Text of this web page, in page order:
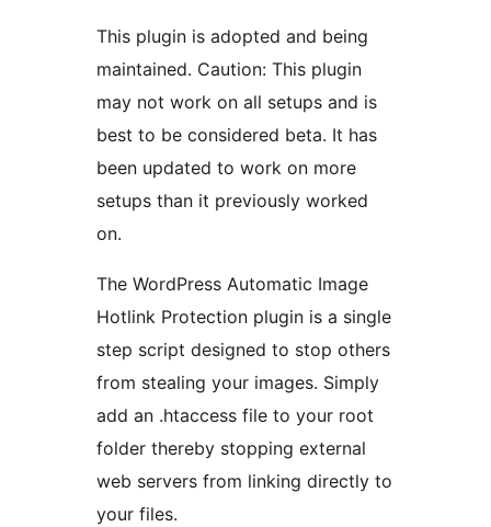
This plugin is adopted and being
maintained. Caution: This plugin
may not work on all setups and is
best to be considered beta. It has
been updated to work on more
setups than it previously worked
on.
The WordPress Automatic Image
Hotlink Protection plugin is a single
step script designed to stop others
from stealing your images. Simply
add an .htaccess file to your root
folder thereby stopping external
web servers from linking directly to
your files.